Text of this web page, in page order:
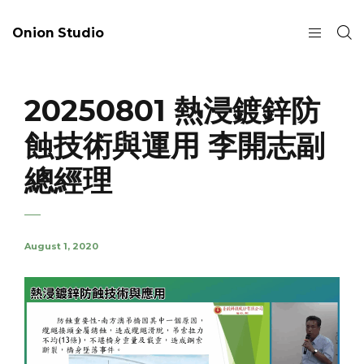
Onion Studio
20250801 熱浸鍍鋅防
蝕技術與運用 李開志副
總經理
August 1, 2020